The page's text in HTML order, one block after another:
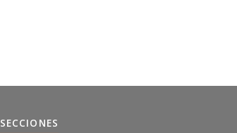
SECCIONES